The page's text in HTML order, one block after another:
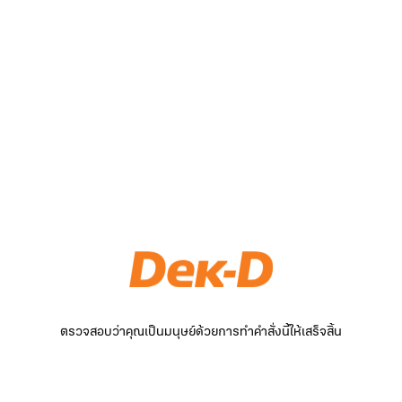
ตรวจสอบว่าคุณเป็นมนุษย์ด้วยการทำคำสั่งนี้ให้เสร็จสิ้น